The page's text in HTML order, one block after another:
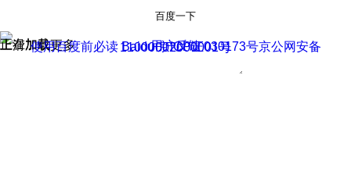
百度一下
正在加载
上滑加载更多 用户反馈
使用百度前必读 Baidu 京ICP证030173号
京公网安备11000002000001号